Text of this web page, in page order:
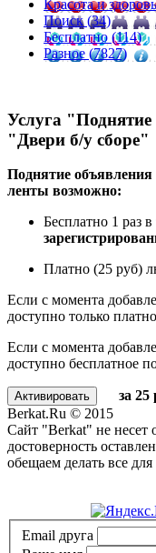
Красота и
Поиск (34)
Бесплатно (114)
Разное (7827)
Услуга "Поднятие
"Двери б/у сборе"
Поднятие объявления
ленты возможно:
Бесплатно 1 раз в
Платно (25 руб)
Если с момента
доступно только
Если с момента
доступно бесплатное
за 25
Berkat.Ru © 2015
Сайт "Berkat" не несет
достоверность
обещаем делать все
Email друга